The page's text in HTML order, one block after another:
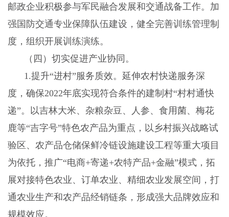
邮政企业积极参与军民融合发展和交通战备工作。加
强国防交通专业保障队伍建设，健全完善训练管理制
度，组织开展训练演练。
（四）切实促进产业协同。
1 .提升“进村”服务质效。延伸农村快递服务深
度，确保2022年底实现符合条件的建制村“村村通快
递”。以吉林大米、杂粮杂豆、人参、食用菌、梅花
鹿等“吉字号”特色农产品为重点，以乡村振兴战略试
验区、农产品仓储保鲜冷链设施建设工程等重大项目
为依托，推广“电商+寄递+农特产品+金融”模式，拓
展对接特色农业、订单农业、精细农业发展空间，打
通农业生产和农产品经销链条，形成强大品牌效应和
规模效应。